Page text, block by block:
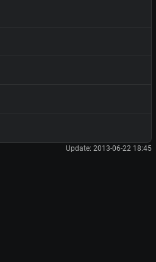
Update: 2013-06-22 18:45